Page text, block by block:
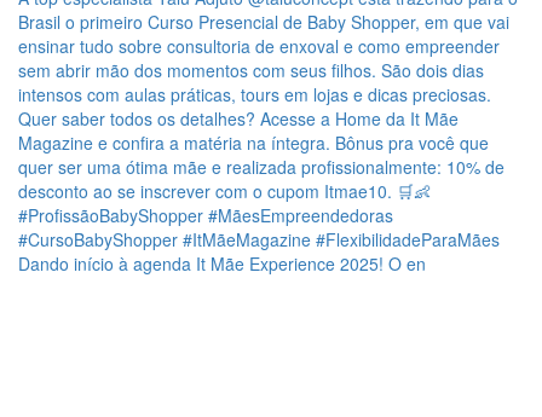
Dando início à agenda It Mãe Experience 2025! O en